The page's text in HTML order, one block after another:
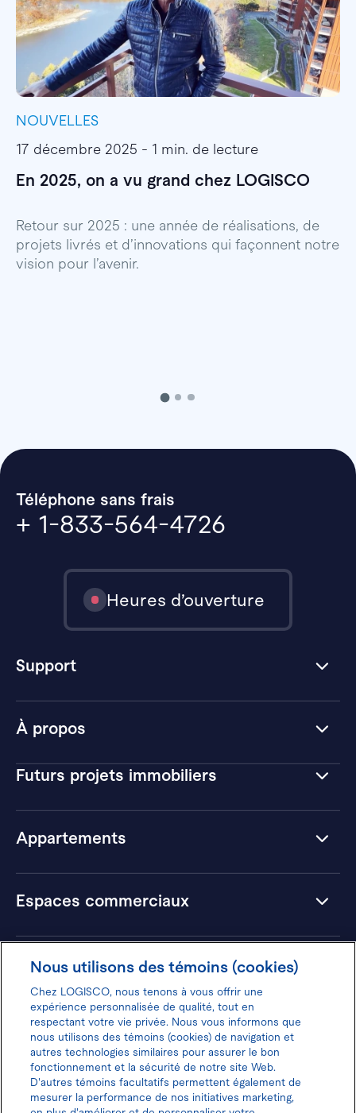
NOUVELLES
17 décembre 2025 - 1 min. de lecture
En 2025, on a vu grand chez LOGISCO
Retour sur 2025 : une année de réalisations, de
projets livrés et d’innovations qui façonnent notre
vision pour l’avenir.
À propos
Futurs projets immobiliers
Appartements
Espaces commerciaux
Hôtels
Téléphone sans frais
+ 1-833-564-4726
Heures d’ouverture
Support
Donnez votre avis pour gagner 100$
Nous utilisons des témoins (cookies)
Chez LOGISCO, nous tenons à vous offrir une
expérience personnalisée de qualité, tout en
respectant votre vie privée. Nous vous informons que
nous utilisons des témoins (cookies) de navigation et
autres technologies similaires pour assurer le bon
fonctionnement et la sécurité de notre site Web.
D'autres témoins facultatifs permettent également de
mesurer la performance de nos initiatives marketing,